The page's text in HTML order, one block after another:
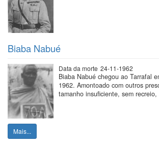
Biaba Nabué
Data da morte 24-11-1962
Biaba Nabué chegou ao Tarrafal
1962. Amontoado com outros
tamanho insuficiente, sem
Mais...